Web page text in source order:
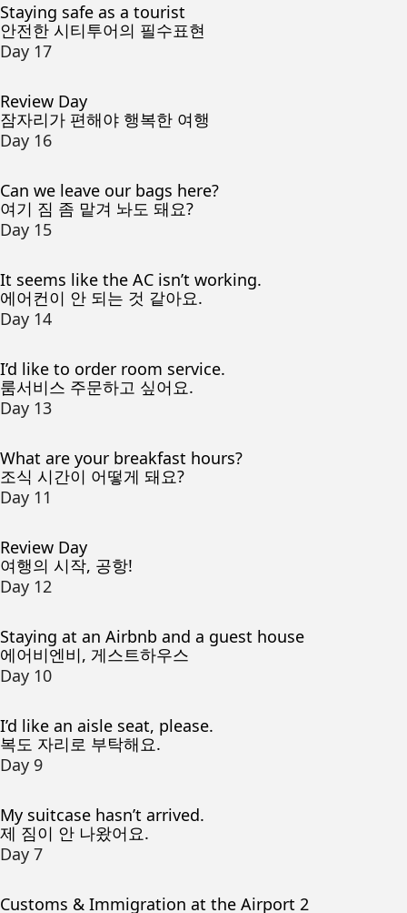
Staying safe as a tourist
안전한 시티투어의 필수표현
Day 17
Review Day
잠자리가 편해야 행복한 여행
Day 16
Can we leave our bags here?
여기 짐 좀 맡겨 놔도 돼요?
Day 15
It seems like the AC isn’t working.
에어컨이 안 되는 것 같아요.
Day 14
I’d like to order room service.
룸서비스 주문하고 싶어요.
Day 13
What are your breakfast hours?
조식 시간이 어떻게 돼요?
Day 11
Review Day
여행의 시작, 공항!
Day 12
Staying at an Airbnb and a guest house
에어비엔비, 게스트하우스
Day 10
I’d like an aisle seat, please.
복도 자리로 부탁해요.
Day 9
My suitcase hasn’t arrived.
제 짐이 안 나왔어요.
Day 7
Customs & Immigration at the Airport 2